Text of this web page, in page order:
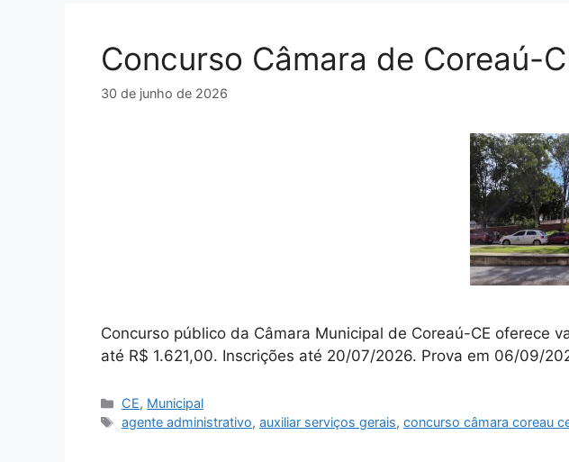
Concurso Câmara de Coreaú-
30 de junho de 2026
Concurso público da Câmara Municipal de Coreaú-CE oferece
até R$ 1.621,00. Inscrições até 20/07/2026. Prova em 06/09/
Categorias
CE, Municipal
Tags
agente administrativo,auxiliar serviços gerais,concurso câmara coreau